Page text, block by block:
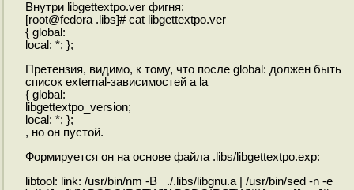
Внутри libgettextpo.ver фигня:
[root@fedora .libs]# cat libgettextpo.ver
{ global:
local: *; };
Претензия, видимо, к тому, что после global: должен быть
список external-зависимостей a la
{ global:
libgettextpo_version;
local: *; };
, но он пустой.
Формируется он на основе файла .libs/libgettextpo.exp:
libtool: link: /usr/bin/nm -B ./.libs/libgnu.a | /usr/bin/sed -n -e